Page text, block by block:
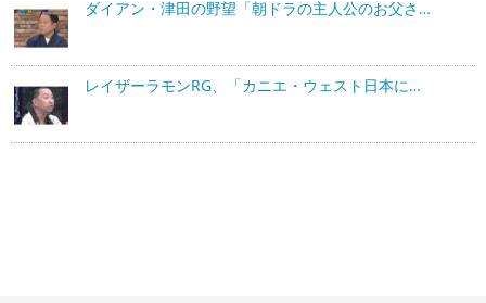
ダイアン・津田の野望「朝ドラの主人公のお父さ…
レイザーラモンRG、「カニエ・ウェスト日本に…